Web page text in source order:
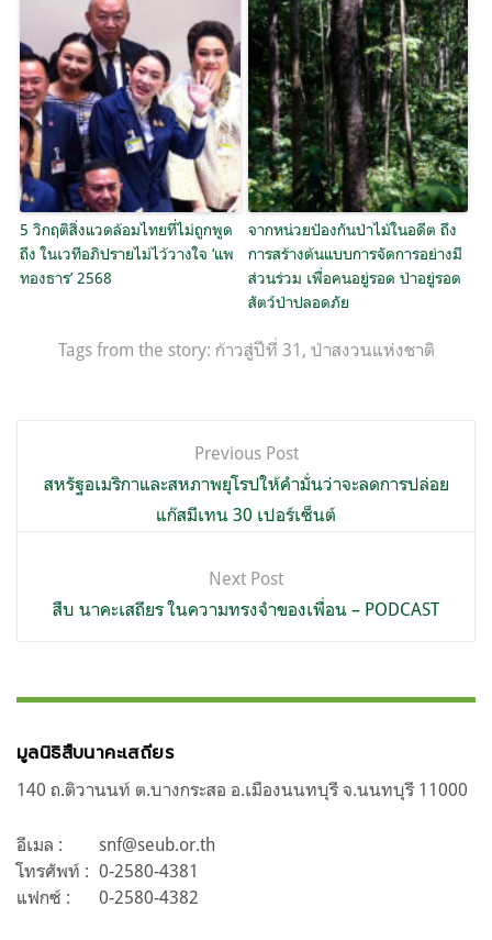
5 วิกฤติสิ่งแวดล้อมไทยที่ไม่ถูกพูด
ถึง ในเวทีอภิปรายไม่ไว้วางใจ ‘แพ
ทองธาร’ 2568
จากหน่วยป้องกันป่าไม้ในอดีต ถึง
การสร้างต้นแบบการจัดการอย่างมี
ส่วนร่วม เพื่อคนอยู่รอด ป่าอยู่รอด
สัตว์ป่าปลอดภัย
Tags from the story: ก้าวสู่ปีที่ 31 , ป่าสงวนแห่งชาติ
เรื่อง
Previous Post
สหรัฐอเมริกาและสหภาพยุโรปให้คำมั่นว่าจะลดการปล่อย
แก๊สมีเทน 30 เปอร์เซ็นต์
Next Post
สืบ นาคะเสถียร ในความทรงจำของเพื่อน – PODCAST
มูลนิธิสืบนาคะเสถียร
140 ถ.ติวานนท์ ต.บางกระสอ อ.เมืองนนทบุรี จ.นนทบุรี 11000
อีเมล :
snf@seub.or.th
โทรศัพท์ : 0-2580-4381
แฟกซ์ :
0-2580-4382